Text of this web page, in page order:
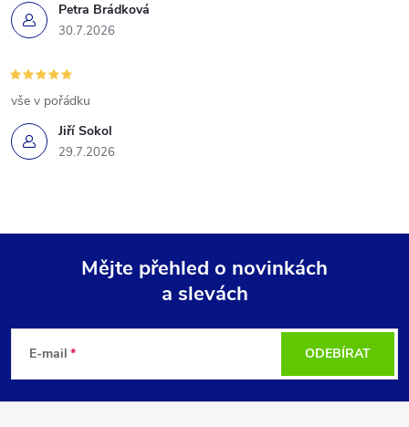
Petra Brádková
30.7.2026
Jiří Sokol
29.7.2026
vše v pořádku
p
Mějte přehled o novinkách
a slevách
E-mail ODEBÍRAT